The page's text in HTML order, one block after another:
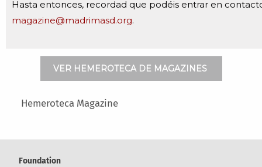
Main menu
Hemeroteca Magazine
Hasta entonces, recordad que podéis entrar en
magazine@madrimasd.org.
VER HEMEROTECA DE MAGAZINES
Foundation